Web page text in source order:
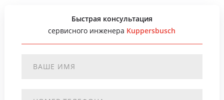
Быстрая консультация
сервисного инженера Kuppersbusch